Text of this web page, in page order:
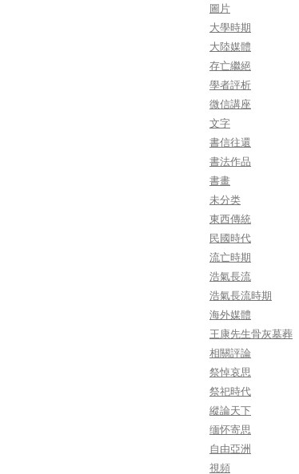
圖片
大學時期
大陸媒體
存亡繼絕
學者評析
微信講座
文字
書信往還
書法作品
書畫
未分类
東西傳統
民國時代
流亡時期
浩氣長流
浩氣長流時期
海外媒體
王康先生骨灰墓葬
相關評論
祭悼哀思
祭祀時代
縱論天下
缅怀寄思
自由亞洲
視頻